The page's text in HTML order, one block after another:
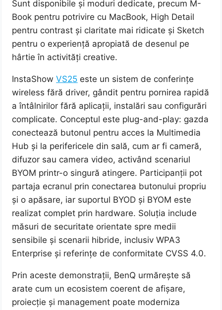
Sunt disponibile și moduri dedicate, precum M-
Book pentru potrivire cu MacBook, High Detail
pentru contrast și claritate mai ridicate și Sketch
pentru o experiență apropiată de desenul pe
hârtie în activități creative.
InstaShowVS25 este un sistem de conferințe
wireless fără driver, gândit pentru pornirea rapidă
a întâlnirilor fără aplicații, instalări sau configurări
complicate. Conceptul este plug-and-play: gazda
conectează butonul pentru acces la Multimedia
Hub și la perifericele din sală, cum ar fi cameră,
difuzor sau camera video, activând scenariul
BYOM printr-o singură atingere. Participanții pot
partaja ecranul prin conectarea butonului propriu
și o apăsare, iar suportul BYOD și BYOM este
realizat complet prin hardware. Soluția include
măsuri de securitate orientate spre medii
sensibile și scenarii hibride, inclusiv WPA3
Enterprise și referințe de conformitate CVSS 4.0.
Prin aceste demonstrații, BenQ urmărește să
arate cum un ecosistem coerent de afișare,
proiecție și management poate moderniza